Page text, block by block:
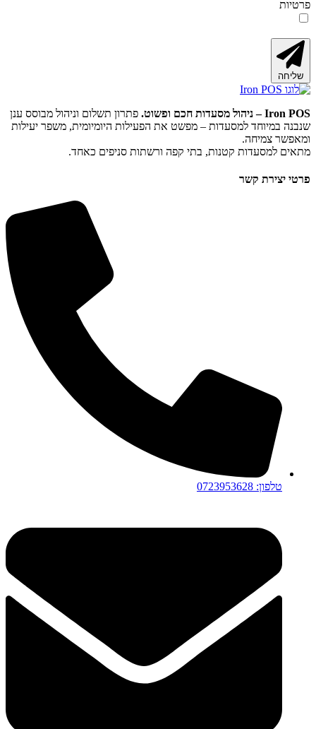
שקראתי ומסכים/ה ל-
פתרון תשלום וניהול מבוסס ענן
– מפשט את הפעילות היומיומית, משפר יעילות
קטנות, בתי קפה ורשתות סניפים כאחד.